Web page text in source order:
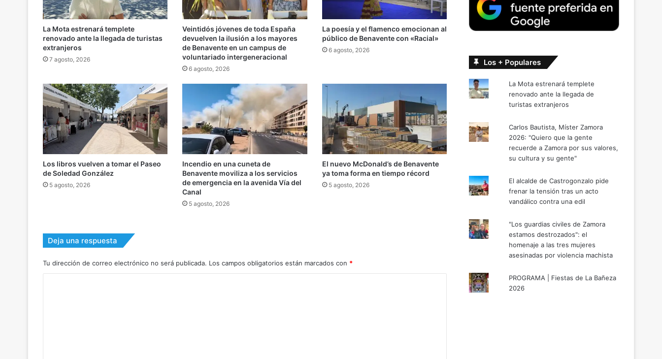
La Mota estrenará templete
renovado ante la llegada de turistas
extranjeros
7 agosto, 2026
Veintidós jóvenes de toda España
devuelven la ilusión a los mayores
de Benavente en un campus de
voluntariado intergeneracional
6 agosto, 2026
La poesía y el flamenco emocionan al
público de Benavente con «Racial»
6 agosto, 2026
Los libros vuelven a tomar el Paseo
de Soledad González
5 agosto, 2026
Incendio en una cuneta de
Benavente moviliza a los servicios
de emergencia en la avenida Vía del
Canal
5 agosto, 2026
El nuevo McDonald’s de Benavente
ya toma forma en tiempo récord
5 agosto, 2026
Deja una respuesta
Tu dirección de correo electrónico no será publicada. Los campos obligatorios están marcados con *
Los + Populares
La Mota estrenará templete
renovado ante la llegada de
turistas extranjeros
Carlos Bautista, Míster Zamora
2026: "Quiero que la gente
recuerde a Zamora por sus valores,
su cultura y su gente"
El alcalde de Castrogonzalo pide
frenar la tensión tras un acto
vandálico contra una edil
"Los guardias civiles de Zamora
estamos destrozados": el
homenaje a las tres mujeres
asesinadas por violencia machista
PROGRAMA | Fiestas de La Bañeza
2026